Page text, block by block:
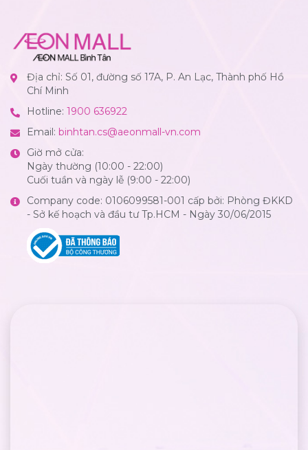
Địa chỉ: Số 01, đường số 17A, P. An Lạc, Thành phố Hồ
Chí Minh
Hotline: 1900 636922
Email: binhtan.cs@aeonmall-vn.com
Giờ mở cửa:
Ngày thường (10:00 - 22:00)
Cuối tuần và ngày lễ (9:00 - 22:00)
Company code: 0106099581-001 cấp bởi: Phòng ĐKKD
- Sở kế hoạch và đầu tư Tp.HCM - Ngày 30/06/2015